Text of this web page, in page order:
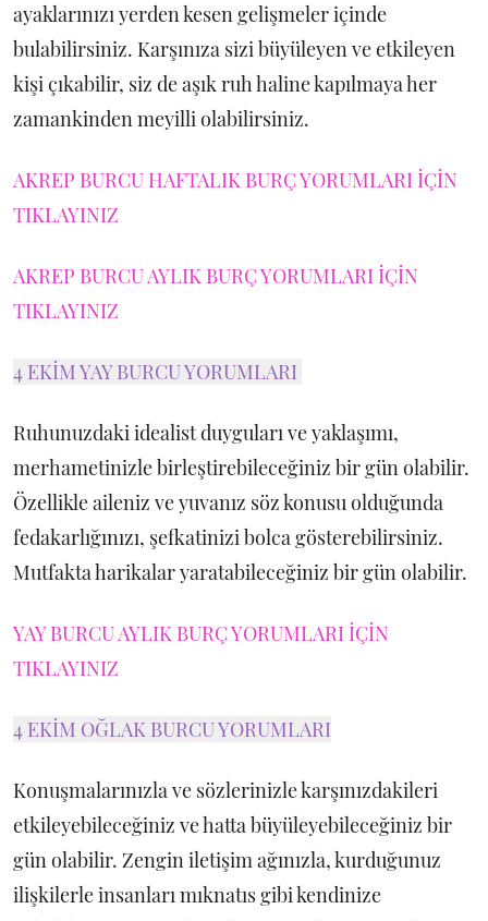
ayaklarınızı yerden kesen gelişmeler içinde
bulabilirsiniz. Karşınıza sizi büyüleyen ve etkileyen
kişi çıkabilir, siz de aşık ruh haline kapılmaya her
zamankinden meyilli olabilirsiniz.
AKREP BURCU HAFTALIK BURÇ YORUMLARI İÇİN
TIKLAYINIZ
AKREP BURCU AYLIK BURÇ YORUMLARI İÇİN
TIKLAYINIZ
4 EKİM YAY BURCU YORUMLARI
Ruhunuzdaki idealist duyguları ve yaklaşımı,
merhametinizle birleştirebileceğiniz bir gün olabilir.
Özellikle aileniz ve yuvanız söz konusu olduğunda
fedakarlığınızı, şefkatinizi bolca gösterebilirsiniz.
Mutfakta harikalar yaratabileceğiniz bir gün olabilir.
YAY BURCU AYLIK BURÇ YORUMLARI İÇİN
TIKLAYINIZ
4 EKİM OĞLAK BURCU YORUMLARI
Konuşmalarınızla ve sözlerinizle karşınızdakileri
etkileyebileceğiniz ve hatta büyüleyebileceğiniz bir
gün olabilir. Zengin iletişim ağınızla, kurduğunuz
ilişkilerle insanları mıknatıs gibi kendinize